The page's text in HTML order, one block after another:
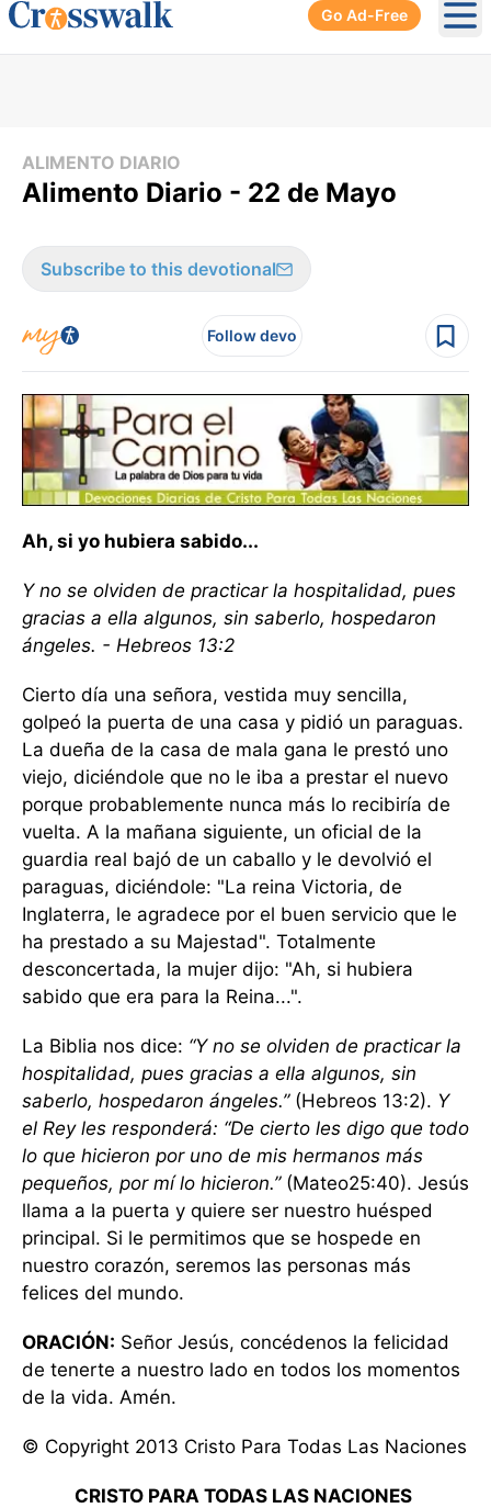
Go Ad-Free
ALIMENTO DIARIO
Alimento Diario - 22 de Mayo
Subscribe to this devotional
Follow devo
Ah, si yo hubiera sabido...
Y no se olviden de practicar la hospitalidad, pues
gracias a ella algunos, sin saberlo, hospedaron
ángeles. - Hebreos 13:2
Cierto día una señora, vestida muy sencilla,
golpeó la puerta de una casa y pidió un paraguas.
La dueña de la casa de mala gana le prestó uno
viejo, diciéndole que no le iba a prestar el nuevo
porque probablemente nunca más lo recibiría de
vuelta. A la mañana siguiente, un oficial de la
guardia real bajó de un caballo y le devolvió el
paraguas, diciéndole: "La reina Victoria, de
Inglaterra, le agradece por el buen servicio que le
ha prestado a su Majestad". Totalmente
desconcertada, la mujer dijo: "Ah, si hubiera
sabido que era para la Reina...".
La Biblia nos dice: “Y no se olviden de practicar la
hospitalidad, pues gracias a ella algunos, sin
saberlo, hospedaron ángeles.”(Hebreos 13:2). Y
el Rey les responderá: “De cierto les digo que todo
lo que hicieron por uno de mis hermanos más
pequeños, por mí lo hicieron.”(Mateo25:40). Jesús
llama a la puerta y quiere ser nuestro huésped
principal. Si le permitimos que se hospede en
nuestro corazón, seremos las personas más
felices del mundo.
ORACIÓN: Señor Jesús, concédenos la felicidad
de tenerte a nuestro lado en todos los momentos
de la vida. Amén.
© Copyright 2013 Cristo Para Todas Las Naciones
CRISTO PARA TODAS LAS NACIONES